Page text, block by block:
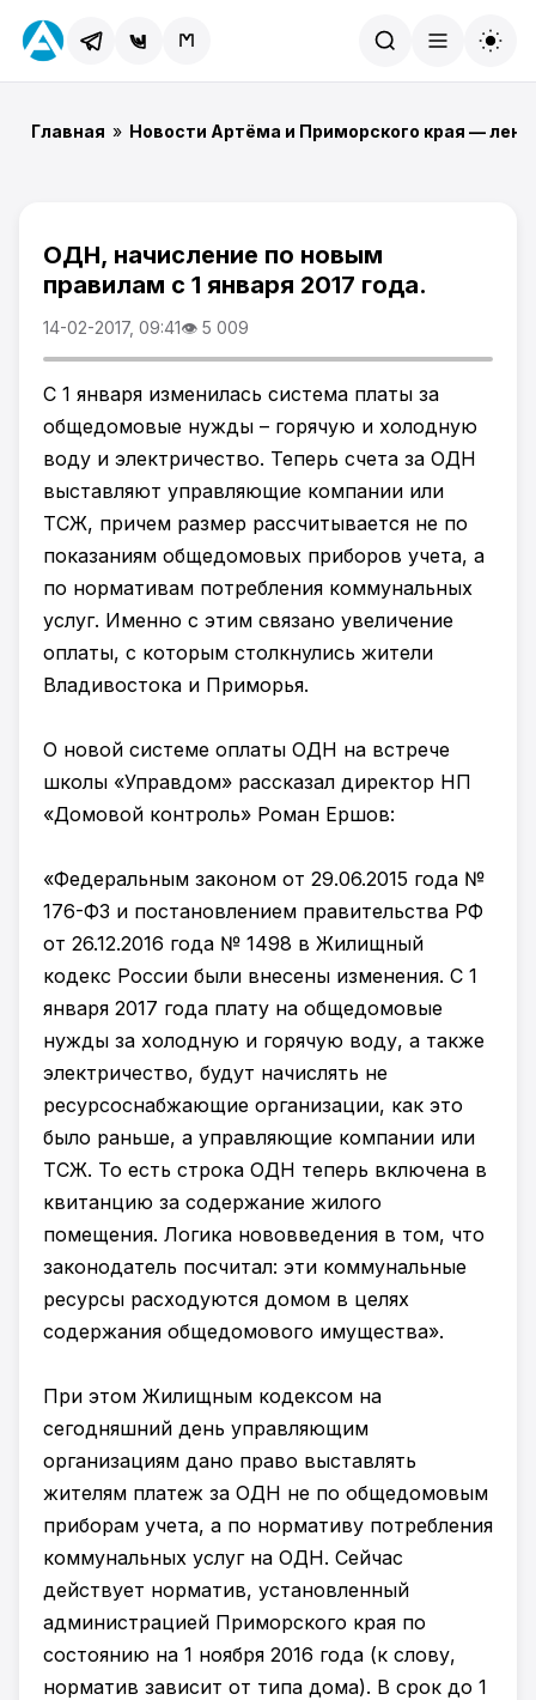
Главная » Новости Артёма и Приморского края —
ОДН, начисление по новым
правилам с 1 января 2017 года.
14-02-2017, 09:41👁 5 009
С 1 января изменилась система платы за
общедомовые нужды – горячую и холодную
воду и электричество. Теперь счета за ОДН
выставляют управляющие компании или
ТСЖ, причем размер рассчитывается не по
показаниям общедомовых приборов учета, а
по нормативам потребления коммунальных
услуг. Именно с этим связано увеличение
оплаты, с которым столкнулись жители
Владивостока и Приморья.
О новой системе оплаты ОДН на встрече
школы «Управдом» рассказал директор НП
«Домовой контроль» Роман Ершов:
«Федеральным законом от 29.06.2015 года №
176-ФЗ и постановлением правительства РФ
от 26.12.2016 года № 1498 в Жилищный
кодекс России были внесены изменения. С 1
января 2017 года плату на общедомовые
нужды за холодную и горячую воду, а также
электричество, будут начислять не
ресурсоснабжающие организации, как это
было раньше, а управляющие компании или
ТСЖ. То есть строка ОДН теперь включена в
квитанцию за содержание жилого
помещения. Логика нововведения в том, что
законодатель посчитал: эти коммунальные
ресурсы расходуются домом в целях
содержания общедомового имущества».
При этом Жилищным кодексом на
сегодняшний день управляющим
организациям дано право выставлять
жителям платеж за ОДН не по общедомовым
приборам учета, а по нормативу потребления
коммунальных услуг на ОДН. Сейчас
действует норматив, установленный
администрацией Приморского края по
состоянию на 1 ноября 2016 года (к слову,
норматив зависит от типа дома). В срок до 1